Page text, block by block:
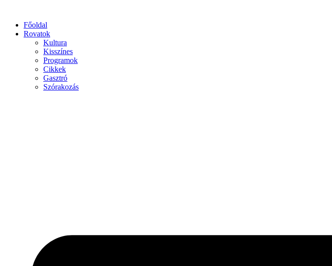
Főoldal
Rovatok
Kultura
Kisszínes
Programok
Cikkek
Gasztró
Szórakozás